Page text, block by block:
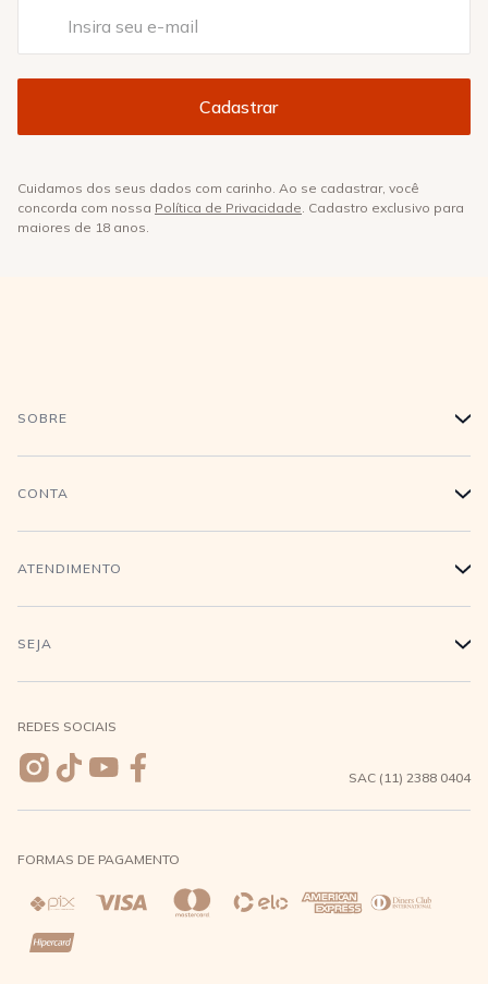
Cuidamos dos seus dados com carinho. Ao se cadastrar, você
concorda com nossa Política de Privacidade. Cadastro exclusivo para
maiores de 18 anos.
SOBRE +
História
Conecte-se
CONTA +
Login
Meus pedidos
Wishlist
ATENDIMENTO +
Compra Segura
Entrega e Frete
Trocas e Devoluções
Direito de Arrependimento
Política de Privacidade
SEJA +
REDES SOCIAIS
SAC (11) 2388 0404
FORMAS DE PAGAMENTO